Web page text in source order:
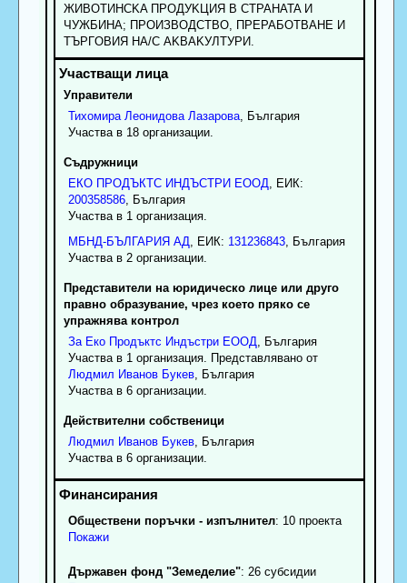
ЖИBOTИHCKA ПPOДУKЦИЯ B CTPAHATA И
ЧУЖБИHA; ПPOИЗBOДCTBO, ПPEPAБOTBAHE И
TЪPГOBИЯ HA/С AKBAKУЛTУPИ.
Управители
Тихомира Леонидова Лазарова, България
Участва в 18 организации.
Съдружници
ЕКО ПРОДЪКТС ИНДЪСТРИ ЕООД , ЕИК:
200358586, България
Участва в 1 организация.
МБНД-БЪЛГАРИЯ АД , ЕИК: 131236843, България
Участва в 2 организации.
Представители на юридическо лице или друго
правно образувание, чрез което пряко се
упражнява контрол
За Еко Продъктс Индъстри ЕООД , България
Участва в 1 организация. Представлявано от
Людмил Иванов Букев, България
Участва в 6 организации.
Действителни собственици
Людмил Иванов Букев, България
Участва в 6 организации.
Обществени поръчки - изпълнител: 10 проекта
Покажи
Държавен фонд "Земеделие": 26 субсидии